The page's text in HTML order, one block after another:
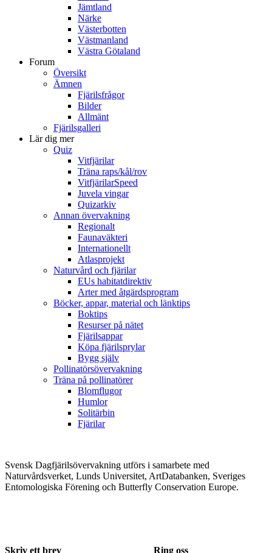
Jämtland
Närke
Västerbotten
Västmanland
Västra Götaland
Forum
Översikt
Ämnen
Fjärilsfrågor
Bilder
Allmänt
Fjärilsgalleri
Lär dig mer
Quiz
Vitfjärilar
Träna raps/kål/rov
VitfjärilarSpeed
Juvela vingar
Quizarkiv
Annan övervakning
Regionalt
Faunaväkteri
Internationellt
Atlasprojekt
Naturvård och fjärilar
EUs habitatdirektiv
Arter med åtgärdsprogram
Böcker, appar, material och länktips
Boktips
Resurser på nätet
Fjärilsappar
Köpa fjärilsprylar
Bygg själv
Pollinatörsövervakning
Träna på pollinatörer
Blomflugor
Humlor
Solitärbin
Fjärilar
Svensk Dagfjärilsövervakning utförs i samarbete med
Naturvårdsverket, Lunds Universitet, ArtDatabanken, Sveriges
Entomologiska Förening och Butterfly Conservation Europe.
Skriv ett brev Ring oss